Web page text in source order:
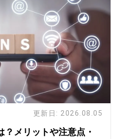
更新日: 2026.08.05
？メリットや注意点・